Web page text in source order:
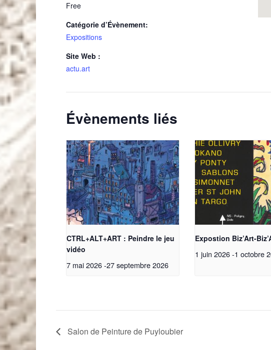
Free
Catégorie d’Évènement:
Expositions
Site Web :
actu.art
Évènements liés
CTRL+ALT+ART : Peindre le jeu
vidéo
7 mai 2026-27 septembre 2026
Expostion Biz’Art-
1 juin 2026 -1 octobre
Salon de Peinture de Puyloubier